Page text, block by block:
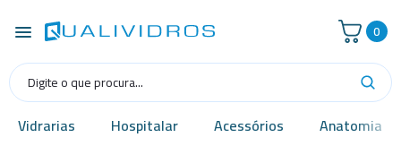
0
Vidrarias Hospitalar Acessórios Anatomia